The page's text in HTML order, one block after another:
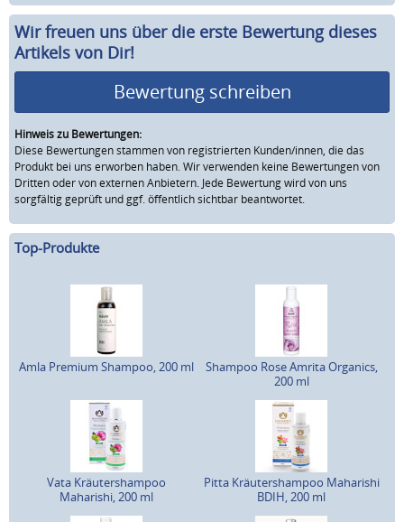
Wir freuen uns über die erste Bewertung dieses
Artikels von Dir!
Bewertung schreiben
Hinweis zu Bewertungen:
Diese Bewertungen stammen von registrierten Kunden/innen, die das
Produkt bei uns erworben haben. Wir verwenden keine Bewertungen von
Dritten oder von externen Anbietern. Jede Bewertung wird von uns
sorgfältig geprüft und ggf. öffentlich sichtbar beantwortet.
Top-Produkte
Amla Premium Shampoo, 200 ml
Shampoo Rose Amrita Organics,
200 ml
Vata Kräutershampoo
Maharishi, 200 ml
Pitta Kräutershampoo Maharishi
BDIH, 200 ml